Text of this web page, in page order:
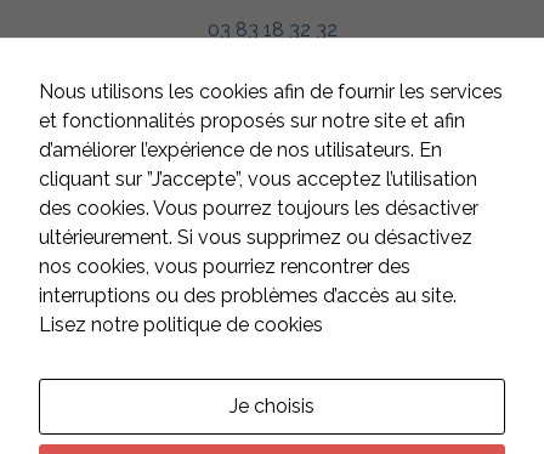
03 83 18 32 32
HORAIRES
Du lundi au jeudi
de 8h à 12h et de 13h à 17h
Le vendredi
de 8h à 12h et de 13h à 16h
Samedi et dimanche
fermé
CONTACT
Suivez-nous sur les réseaux :
Nous utilisons les cookies afin de fournir les services
et fonctionnalités proposés sur notre site et afin
d’améliorer l’expérience de nos utilisateurs. En
cliquant sur ”J’accepte”, vous acceptez l’utilisation
des cookies. Vous pourrez toujours les désactiver
ultérieurement. Si vous supprimez ou désactivez
nos cookies, vous pourriez rencontrer des
interruptions ou des problèmes d’accès au site.
Lisez notre politique de cookies
Je choisis
fonctionnement
Statistiques
Afin de vous
proposer des
évolutions et
d'établir des
statistiques,
nous utilisons
des cookies.
Nous utilisons
Google
l'établissement
de nos